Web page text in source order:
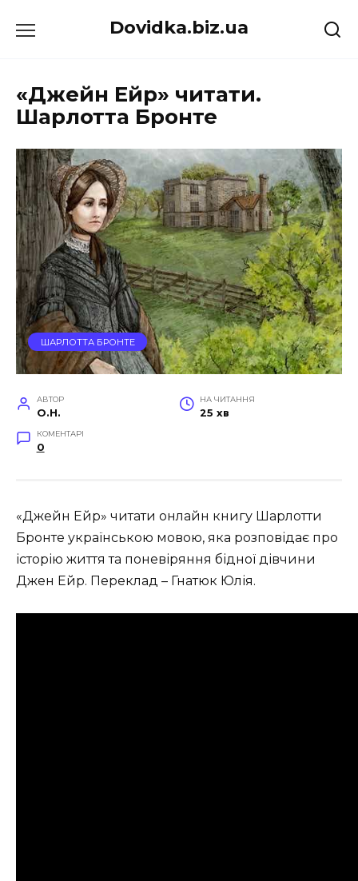
до
Dovidka.biz.ua
«Джейн Ейр» читати.
Шарлотта Бронте
ШАРЛОТТА БРОНТЕ
АВТОР
O.H.
НА ЧИТАННЯ
25 хв
КОМЕНТАРІ
0
«Джейн Ейр» читати онлайн книгу Шарлотти
Бронте українською мовою, яка розповідає про
історію життя та поневіряння бідної дівчини
Джен Ейр. Переклад – Гнатюк Юлія.